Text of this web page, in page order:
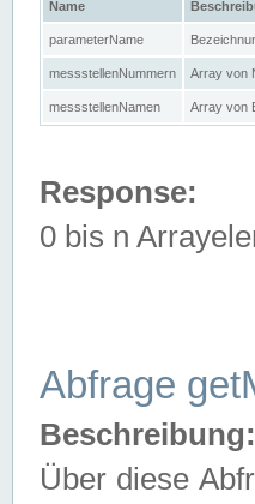
Name
parameterName
messstellenNummern Array von
messstellenNamen Array von
Response:
0 bis n
Abfrage
Beschreibung:
Über diese